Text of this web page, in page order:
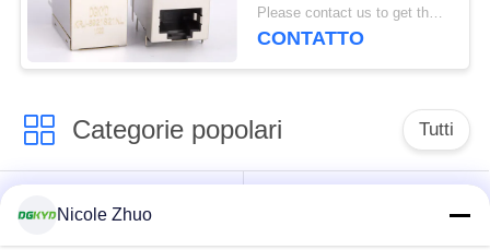
ha sfalsato la pila Jack
Please contact us to get the latest price. MOQ:1 pezzo
CONTATTO
Categorie popolari Tutti
connettore di
Nicole Zhuo